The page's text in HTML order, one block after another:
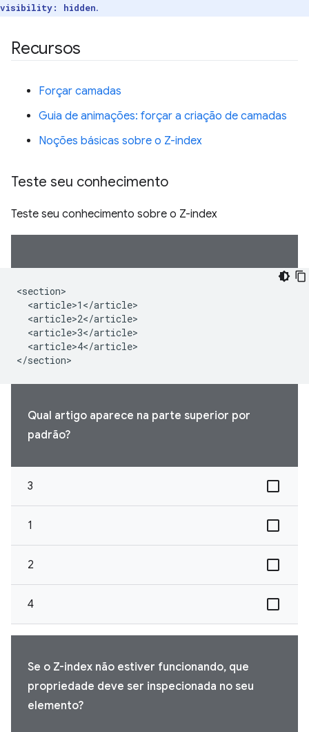
visibility: hidden.
Recursos
Forçar camadas
Guia de animações: forçar a criação de camadas
Noções básicas sobre o Z-index
Teste seu conhecimento
Teste seu conhecimento sobre o Z-index
<section>
  <article>1</article>
  <article>2</article>
  <article>3</article>
  <article>4</article>
</section>
Qual artigo aparece na parte superior por
padrão?
3
1
2
4
Se o Z-index não estiver funcionando, que
propriedade deve ser inspecionada no seu
elemento?